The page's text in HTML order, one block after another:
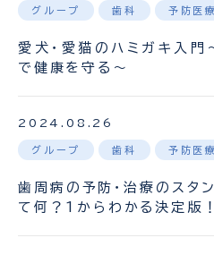
グループ 歯科 予防医療
愛犬・愛猫のハミガキ入門
で健康を守る〜
2024.08.26
グループ 歯科 予防医療
歯周病の予防・治療のスタ
て何？1からわかる決定版